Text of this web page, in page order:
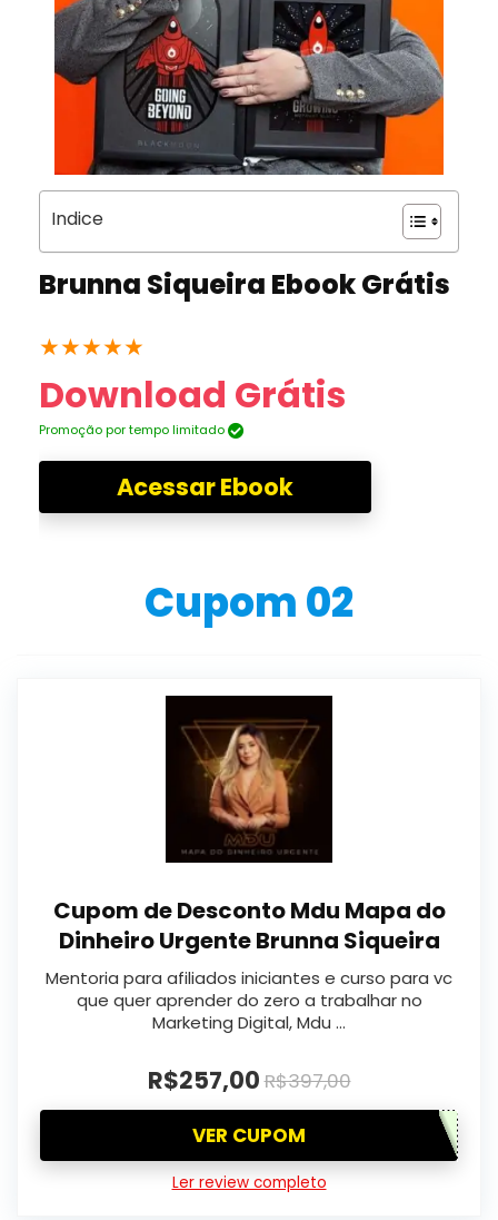
Indice
Brunna Siqueira Ebook Grátis
★★★★★
Download Grátis
Promoção por tempo limitado
Acessar Ebook
Cupom 02
Cupom de Desconto Mdu Mapa do
Dinheiro Urgente Brunna Siqueira
Mentoria para afiliados iniciantes e curso para vc
que quer aprender do zero a trabalhar no
Marketing Digital, Mdu …
R$257,00R$397,00
VER CUPOM
Ler review completo